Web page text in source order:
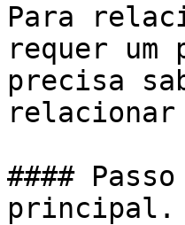
Para
requer um
precisa
relacionar
####
principal.